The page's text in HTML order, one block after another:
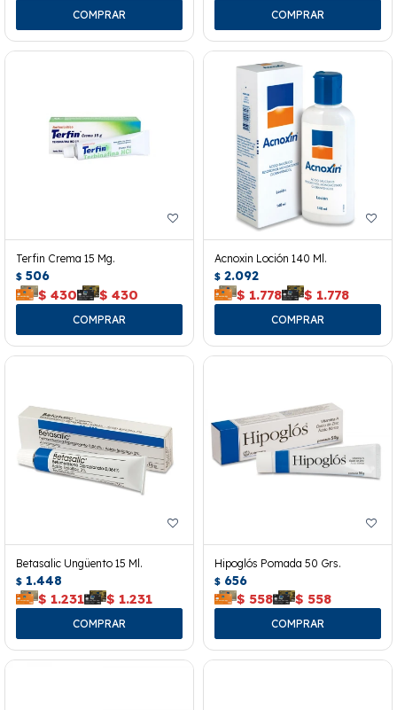
Terfin Crema 15 Mg.
$ 506
$ 430 $ 430
Acnoxin Loción 140 Ml.
$ 2.092
$ 1.778 $ 1.778
Betasalic Ungüento 15 Ml.
$ 1.448
$ 1.231 $ 1.231
Hipoglós Pomada 50 Grs.
$ 656
$ 558 $ 558